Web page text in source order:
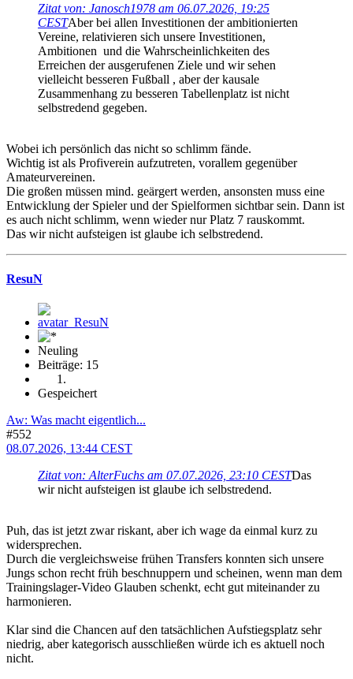
Zitat von: Janosch1978 am 06.07.2026, 19:25
CESTAber bei allen Investitionen der ambitionierten
Vereine, relativieren sich unsere Investitionen,
Ambitionen und die Wahrscheinlichkeiten des
Erreichen der ausgerufenen Ziele und wir sehen
vielleicht besseren Fußball , aber der kausale
Zusammenhang zu besseren Tabellenplatz ist nicht
selbstredend gegeben.
Wobei ich persönlich das nicht so schlimm fände.
Wichtig ist als Profiverein aufzutreten, vorallem gegenüber
Amateurvereinen.
Die großen müssen mind. geärgert werden, ansonsten muss eine
Entwicklung der Spieler und der Spielformen sichtbar sein. Dann ist
es auch nicht schlimm, wenn wieder nur Platz 7 rauskommt.
Das wir nicht aufsteigen ist glaube ich selbstredend.
ResuN
Neuling
Beiträge: 15
Gespeichert
Aw: Was macht eigentlich...
#552
08.07.2026, 13:44 CEST
Zitat von: AlterFuchs am 07.07.2026, 23:10 CESTDas
wir nicht aufsteigen ist glaube ich selbstredend.
Puh, das ist jetzt zwar riskant, aber ich wage da einmal kurz zu
widersprechen.
Durch die vergleichsweise frühen Transfers konnten sich unsere
Jungs schon recht früh beschnuppern und scheinen, wenn man dem
Trainingslager-Video Glauben schenkt, echt gut miteinander zu
harmonieren.
Klar sind die Chancen auf den tatsächlichen Aufstiegsplatz sehr
niedrig, aber kategorisch ausschließen würde ich es aktuell noch
nicht.